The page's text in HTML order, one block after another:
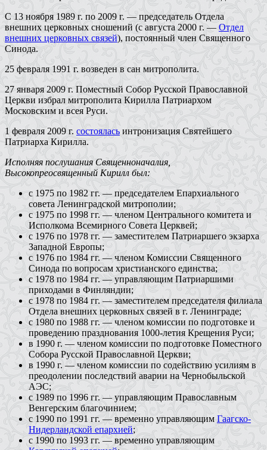
С 13 ноября 1989 г. по 2009 г. — председатель Отдела
внешних церковных сношений (с августа 2000 г. — Отдел
внешних церковных связей), постоянный член Священного
Синода.
25 февраля 1991 г. возведен в сан митрополита.
27 января 2009 г. Поместный Собор Русской Православной
Церкви избрал митрополита Кирилла Патриархом
Московским и всея Руси.
1 февраля 2009 г. состоялась интронизация Святейшего
Патриарха Кирилла.
Исполняя послушания Священноначалия,
Высокопреосвященный Кирилл был:
с 1975 по 1982 гг. — председателем Епархиального
совета Ленинградской митрополии;
с 1975 по 1998 гг. — членом Центрального комитета и
Исполкома Всемирного Совета Церквей;
с 1976 по 1978 гг. — заместителем Патриаршего экзарха
Западной Европы;
с 1976 по 1984 гг. — членом Комиссии Священного
Синода по вопросам христианского единства;
c 1978 по 1984 гг. — управляющим Патриаршими
приходами в Финляндии;
с 1978 по 1984 гг. — заместителем председателя филиала
Отдела внешних церковных связей в г. Ленинграде;
с 1980 по 1988 гг. — членом комиссии по подготовке и
проведению празднования 1000-летия Крещения Руси;
в 1990 г. — членом комиссии по подготовке Поместного
Собора Русской Православной Церкви;
в 1990 г. — членом комиссии по содействию усилиям в
преодолении последствий аварии на Чернобыльской
АЭС;
с 1989 по 1996 гг. — управляющим Православным
Венгерским благочинием;
с 1990 по 1991 гг. — временно управляющим Гаагско-
Нидерландской епархией;
с 1990 по 1993 гг. — временно управляющим